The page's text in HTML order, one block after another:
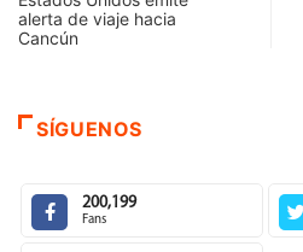
alerta de viaje hacia
Cancún
SÍGUENOS
200,199
Fans